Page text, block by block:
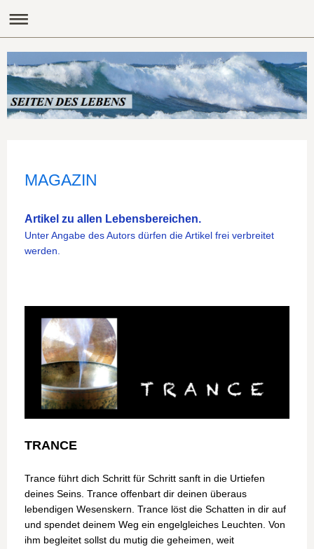
MAGAZIN
Artikel zu allen Lebensbereichen.
Unter Angabe des Autors dürfen die Artikel frei verbreitet
werden.
TRANCE
Trance führt dich Schritt für Schritt sanft in die Urtiefen
deines Seins. Trance offenbart dir deinen überaus
lebendigen Wesenskern. Trance löst die Schatten in dir auf
und spendet deinem Weg ein engelgleiches Leuchten. Von
ihm begleitet sollst du mutig die geheimen, weit